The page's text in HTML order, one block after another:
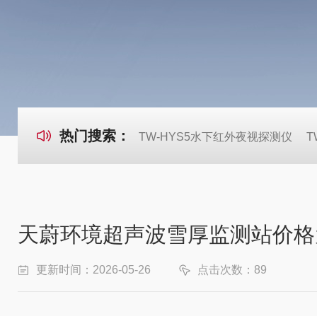
热门搜索： TW-HYS5水下红外夜视探测仪
天蔚环境超声波雪厚监测站价
更新时间：2026-05-26 点击次数：89